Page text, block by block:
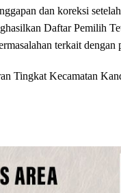
dan koreksi
Daftar Pemilih
terkait
Tingkat Kecamatan